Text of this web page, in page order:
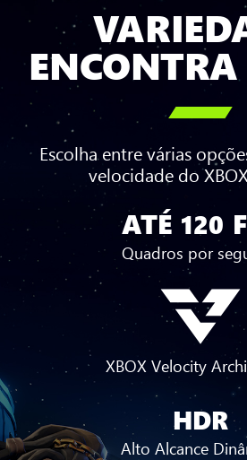

Escolha entre várias
velocidade do
Até
120
FPS
ATÉ 120
Quadros por
XBOX Velocity
HDR
Alto Alcance